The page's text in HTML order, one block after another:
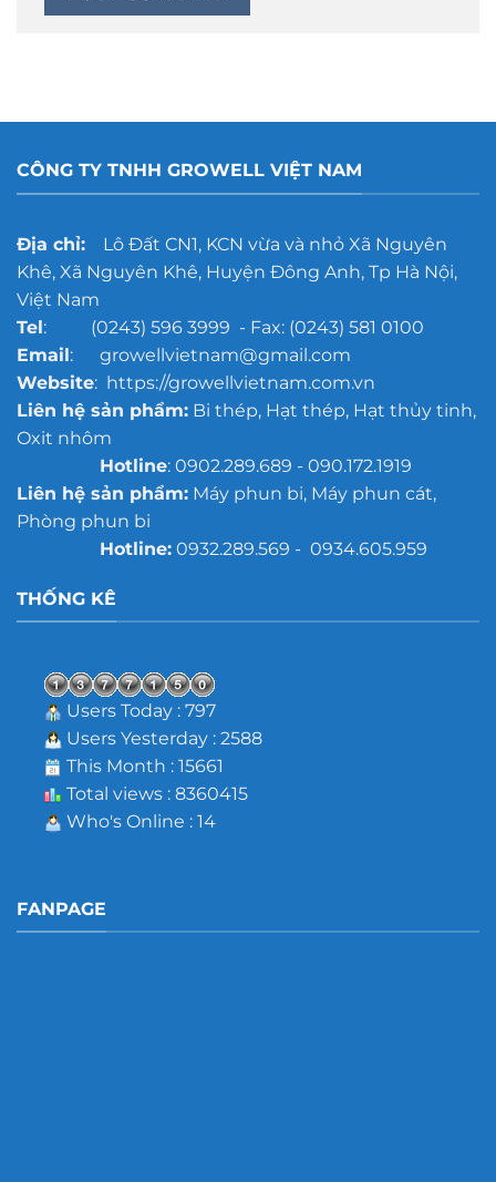
CÔNG TY TNHH GROWELL VIỆT NAM
Địa chỉ:Lô Đất CN1, KCN vừa và nhỏ Xã Nguyên
Khê, Xã Nguyên Khê, Huyện Đông Anh, Tp Hà Nội,
Việt Nam
Tel: (0243) 596 3999 - Fax: (0243) 581 0100
Email: growellvietnam@gmail.com
Website: https://growellvietnam.com.vn
Liên hệ sản phẩm:Bi thép, Hạt thép, Hạt thủy tinh,
Oxit nhôm
Hotline: 0902.289.689 - 090.172.1919
Liên hệ sản phẩm:Máy phun bi, Máy phun cát,
Phòng phun bi
Hotline:0932.289.569 - 0934.605.959
THỐNG KÊ
Users Today : 797
Users Yesterday : 2588
This Month : 15661
Total views : 8360415
Who's Online : 14
FANPAGE